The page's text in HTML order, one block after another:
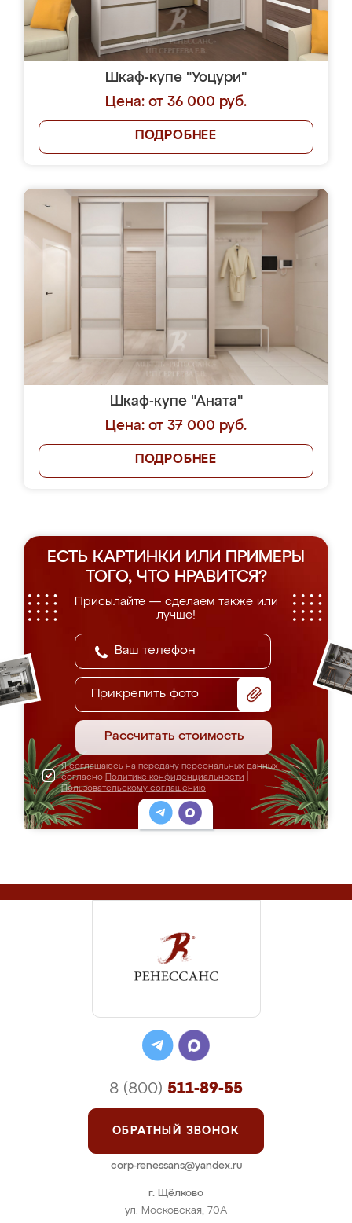
Шкаф-купе "Уоцури"
Цена: от 36 000 руб.
ПОДРОБНЕЕ
Шкаф-купе "Аната"
Цена: от 37 000 руб.
ПОДРОБНЕЕ
ЕСТЬ КАРТИНКИ ИЛИ ПРИМЕРЫ
ТОГО, ЧТО НРАВИТСЯ?
Присылайте — сделаем также или
лучше!
Прикрепить фото
Рассчитать стоимость
Я соглашаюсь на передачу персональных данных
согласно Политике конфиденциальности
Пользовательскому соглашению
г. Щёлково
ул. Московская, 70А
8 (800) 511-89-55
ОБРАТНЫЙ ЗВОНОК
corp-renessans@yandex.ru